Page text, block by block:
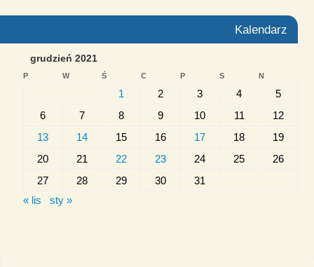
Kalendarz
grudzień 2021
P W Ś C P S N
1 2 3 4
5
6
7 8 9 10 11
12
13
14 15 16 17 18
19
20
21 22 23 24 25
26
27
28 29 30
31
« lis
sty »